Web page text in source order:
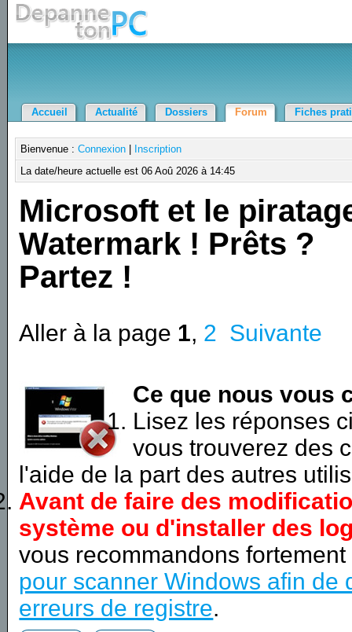
Accueil Actualité Dossiers Forum Fiches
Bienvenue :Connexion
Inscription
La date/heure actuelle est 06 Aoû 2026 à 14:45
Microsoft et le
Watermark ! Prêts ?
Partez !
Aller à la page 1, 2 Suivante
Ce que nous vous
Lisez les réponses
vous trouverez des
l'aide de la part des autres
Avant de faire des
système ou d'installer des
vous recommandons
pour scanner Windows afin de
erreurs de registre.